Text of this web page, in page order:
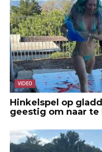
VIDEO
Hinkelspel op
geestig om naar